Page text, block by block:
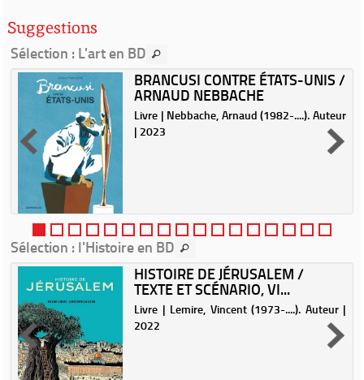
Suggestions
Sélection : L'art en BD
BRANCUSI CONTRE ÉTATS-UNIS /
ARNAUD NEBBACHE
Livre | Nebbache, Arnaud (1982-....). Auteur
| 2023
Sélection : l'Histoire en BD
HISTOIRE DE JÉRUSALEM /
TEXTE ET SCÉNARIO, VI...
Livre | Lemire, Vincent (1973-....). Auteur |
2022